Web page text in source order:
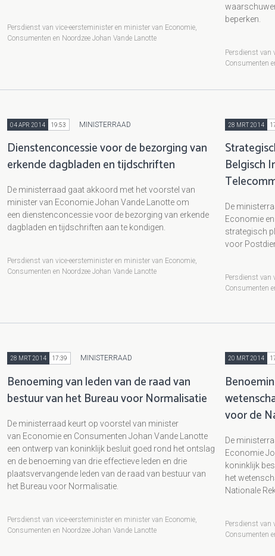
Persdienst van vice-eersteminister en minister van Economie,
Consumenten en Noordzee Johan Vande Lanotte
beperken.
Persdienst van
Consumenten
04 APR 2014 19:53 MINISTERRAAD
Dienstenconcessie voor de bezorging van
erkende dagbladen en tijdschriften
De ministerraad gaat akkoord met het voorstel van
minister van Economie Johan Vande Lanotte om
een dienstenconcessie voor de bezorging van erkende
dagbladen en tijdschriften aan te kondigen.
Persdienst van vice-eersteminister en minister van Economie,
Consumenten en Noordzee Johan Vande Lanotte
28 MRT 2014
Belgisch
De
Economie
strategisch
voor
Persdienst van
Consumenten
28 MRT 2014 17:39 MINISTERRAAD
Benoeming van leden van de raad van
bestuur van het Bureau voor Normalisatie
De ministerraad keurt op voorstel van minister
van Economie en Consumenten Johan Vande Lanotte
een ontwerp van koninklijk besluit goed rond het ontslag
en de benoeming van drie effectieve leden en drie
plaatsvervangende leden van de raad van bestuur van
het Bureau voor Normalisatie.
Persdienst van vice-eersteminister en minister van Economie,
Consumenten en Noordzee Johan Vande Lanotte
20 MRT 2014
voor de
De
Economie
koninklijk
het
Nationale
Persdienst van
Consumenten